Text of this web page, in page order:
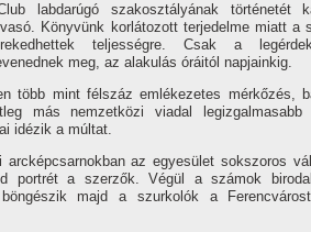
labdarúgó szakosztályának történetét
Könyvünk korlátozott terjedelme miatt a
teljességre. Csak a
meg, az alakulás óráitól napjainkig.
több mint félszáz emlékezetes mérkőzés,
más nemzetközi viadal legizgalmasabb
idézik a múltat.
az egyesület sokszoros
portrét a szerzők. Végül a számok
böngészik majd a szurkolók a